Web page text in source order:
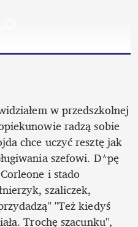
w przedszkolnej
radzą sobie
chce uczyć resztę jak
szefowi. D*pę
i stado
szaliczek,
"Też kiedyś
Trochę szacunku",